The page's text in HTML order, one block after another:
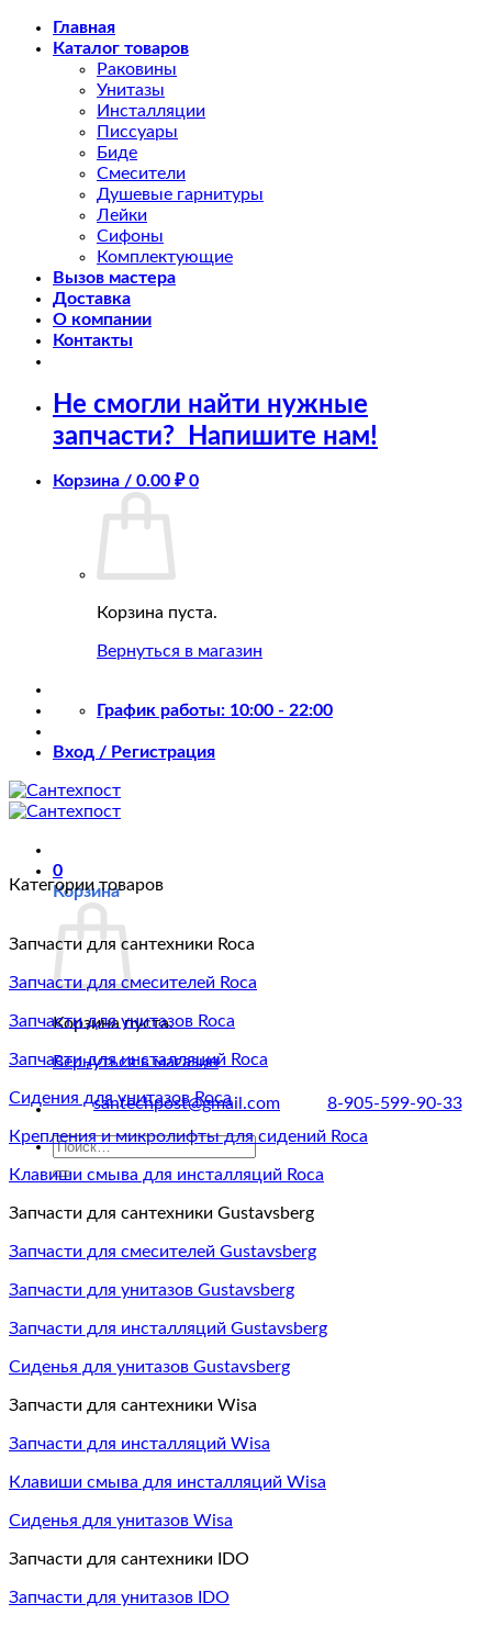
Skip
Главная
Каталог товаров
Раковины
Унитазы
Инсталляции
Писсуары
Биде
Смесители
Душевые гарнитуры
Лейки
Сифоны
Комплектующие
Вызов мастера
Доставка
О компании
Контакты
Не смогли найти нужные
запчасти?
Напишите нам!
Корзина / 0.00 ₽ 0
Корзина пуста.
Вернуться в магазин
График работы: 10:00 - 22:00
Вход / Регистрация
0
Корзина
Корзина пуста.
Вернуться в магазин
santechpost@gmail.com 8-905-599-90-33
Искать:
Категории товаров
Запчасти для сантехники Roca
Запчасти для смесителей Roca
Запчасти для унитазов Roca
Запчасти для инсталляций Roca
Сидения для унитазов Roca
Крепления и микролифты для сидений Roca
Клавиши смыва для инсталляций Roca
Запчасти для сантехники Gustavsberg
Запчасти для смесителей Gustavsberg
Запчасти для унитазов Gustavsberg
Запчасти для инсталляций Gustavsberg
Сиденья для унитазов Gustavsberg
Запчасти для сантехники Wisa
Запчасти для инсталляций Wisa
Клавиши смыва для инсталляций Wisa
Сиденья для унитазов Wisa
Запчасти для сантехники IDO
Запчасти для унитазов IDO